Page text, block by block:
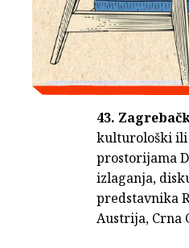
43.
kulturološki ili
prostorijama
izlaganja,
predstavnika
Austrija, Crna